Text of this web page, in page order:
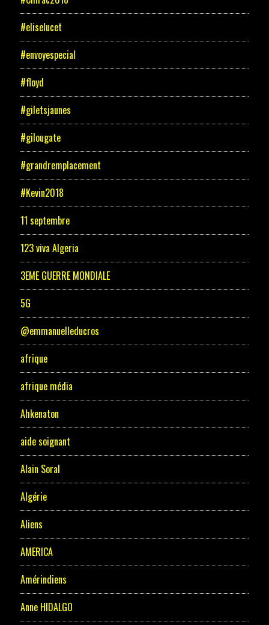
#eliselucet
#envoyespecial
#floyd
#giletsjaunes
#gilougate
#grandremplacement
#Kevin2018
11 septembre
123 viva Algeria
3EME GUERRE MONDIALE
5G
@emmanuelleducros
afrique
afrique média
Ahkenaton
aide soignant
Alain Soral
Algérie
Aliens
AMERICA
Amérindiens
Anne HIDALGO